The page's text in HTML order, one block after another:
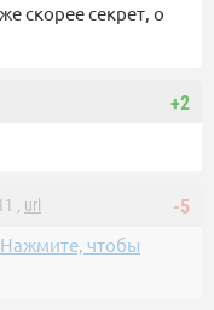
скорее секрет, о
+2
-5
, url
чтобы